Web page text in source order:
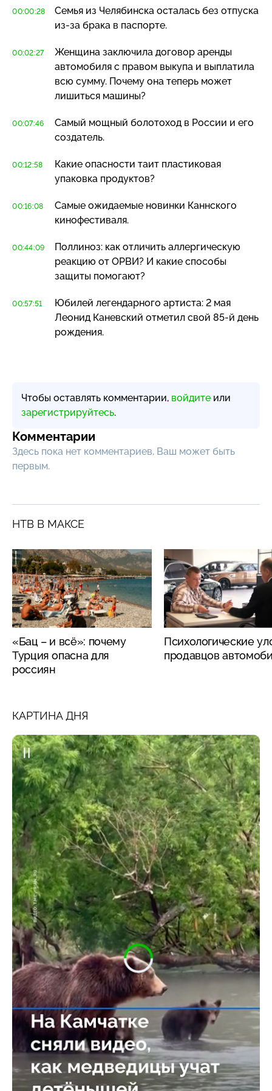
00:00:28
Семья из Челябинска осталась без отпуска
из-за брака в паспорте.
00:02:27
Женщина заключила договор аренды
автомобиля с правом выкупа и выплатила
всю сумму. Почему она теперь может
лишиться машины?
00:07:46
Самый мощный болотоход в России и его
создатель.
00:12:58
Какие опасности таит пластиковая
упаковка продуктов?
00:16:08
Самые ожидаемые новинки Каннского
кинофестиваля.
00:44:09
Поллиноз: как отличить аллергическую
реакцию от ОРВИ? И какие способы
защиты помогают?
00:57:51
Юбилей легендарного артиста: 2 мая
Леонид Каневский отметил свой 85-й день
рождения.
Чтобы оставлять комментарии, войдите или
зарегистрируйтесь.
Комментарии
Здесь пока нет комментариев, Ваш может быть
первым.
НТВ В МАКСЕ
«Бац – и всё»: почему
Турция опасна для
россиян
Психологические
продавцов
КАРТИНА ДНЯ